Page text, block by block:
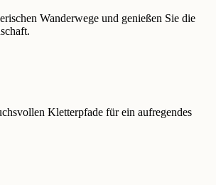
Wanderwege und genießen Sie die
Kletterpfade für ein aufregendes